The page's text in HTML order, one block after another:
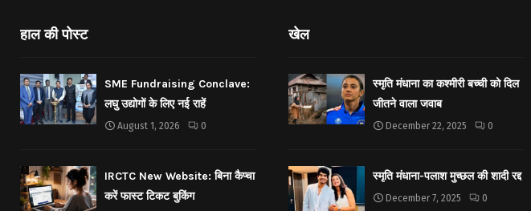
हाल की पोस्ट
SME Fundraising Conclave:
लघु उद्योगों के लिए नई राहें
August 1, 2026 0
IRCTC New Website: बिना कैप्चा
करें फास्ट टिकट बुकिंग
खेल
स्मृति मंधाना का कश्मीरी बच्ची को दिल
जीतने वाला जवाब
December 22, 2025 0
स्मृति मंधाना-पलाश मुच्छल की शादी रद्द
December 7, 2025 0